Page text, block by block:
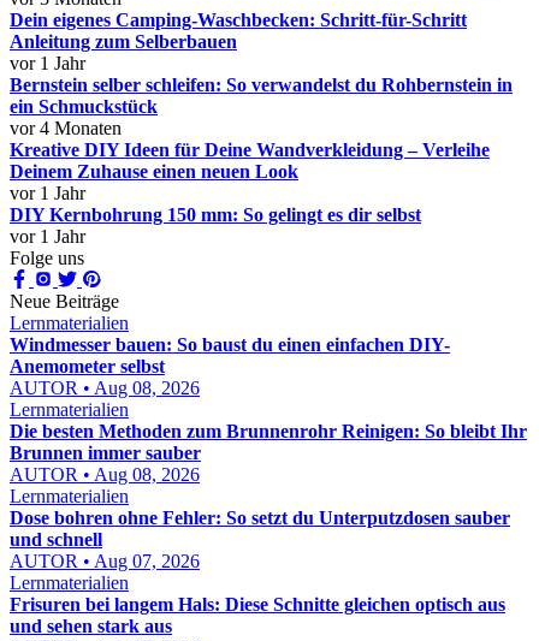
Dein eigenes Camping-Waschbecken: Schritt-für-Schritt
Anleitung zum Selberbauen
vor 1 Jahr
Bernstein selber schleifen: So verwandelst du Rohbernstein in
ein Schmuckstück
vor 4 Monaten
Kreative DIY Ideen für Deine Wandverkleidung – Verleihe
Deinem Zuhause einen neuen Look
vor 1 Jahr
DIY Kernbohrung 150 mm: So gelingt es dir selbst
vor 1 Jahr
Folge uns
Neue Beiträge
Lernmaterialien
Windmesser bauen: So baust du einen einfachen DIY-
Anemometer selbst
AUTOR • Aug 08, 2026
Lernmaterialien
Die besten Methoden zum Brunnenrohr Reinigen: So bleibt Ihr
Brunnen immer sauber
AUTOR • Aug 08, 2026
Lernmaterialien
Dose bohren ohne Fehler: So setzt du Unterputzdosen sauber
und schnell
AUTOR • Aug 07, 2026
Lernmaterialien
Frisuren bei langem Hals: Diese Schnitte gleichen optisch aus
und sehen stark aus